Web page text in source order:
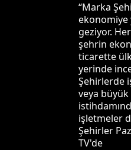
“Marka
ekonomiye
geziyor.
şehrin
ticarette
yerinde
Şehirlerde
veya büyük
işletmeler
Şehirler
TV'de